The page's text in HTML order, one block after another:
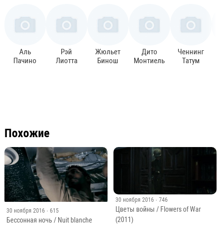
Аль
Пачино
Рэй
Лиотта
Жюльет
Бинош
Дито
Монтиель
Ченнинг
Татум
Похожие
30 ноября 2016 · 615
Бессонная ночь / Nuit blanche
30 ноября 2016 · 746
Цветы войны / Flowers of War
(2011)